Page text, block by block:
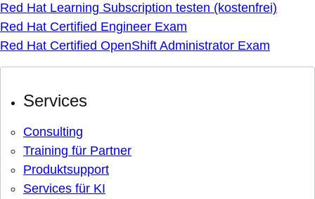
Red Hat Learning Subscription testen (kostenfrei)
Red Hat Certified Engineer Exam
Red Hat Certified OpenShift Administrator Exam
Services
Consulting
Training für Partner
Produktsupport
Services für KI